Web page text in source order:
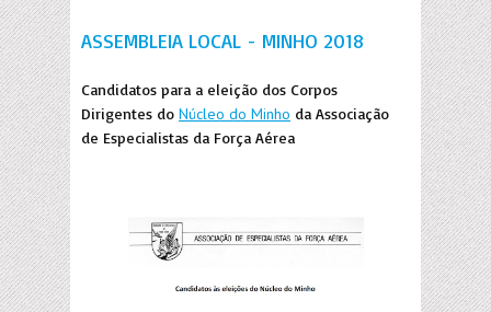
ASSEMBLEIA LOCAL - MINHO 2018
Candidatos para a eleição dos Corpos
Dirigentes do Núcleo do Minho da Associação
de Especialistas da Força Aérea